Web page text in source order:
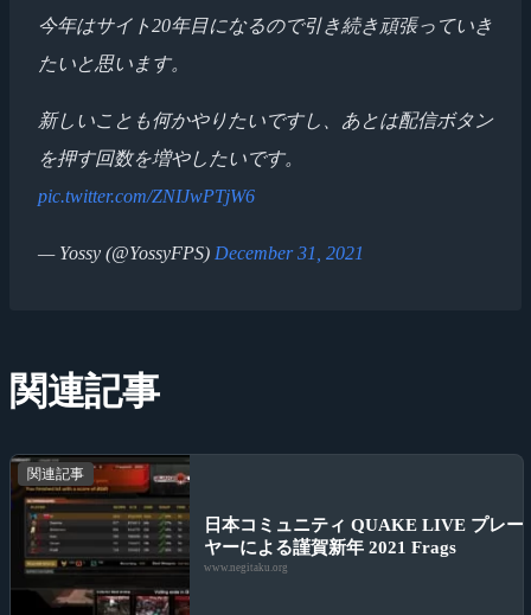
今年はサイト20年目になるので引き続き頑張っていき
たいと思います。
新しいことも何かやりたいですし、あとは配信ボタン
を押す回数を増やしたいです。
pic.twitter.com/ZNIJwPTjW6
— Yossy (@YossyFPS) December 31, 2021
関連記事
関連記事
日本コミュニティ QUAKE LIVE プレー
ヤーによる謹賀新年 2021 Frags
www.negitaku.org